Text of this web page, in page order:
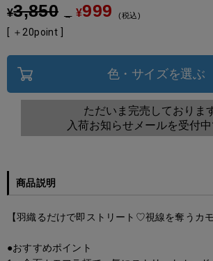
¥3,850 → ¥999 税込
[ ＋ 20point ]
色・サイズを選ぶ
ただいま完売しておりま
入荷お知らせメールを受付中
商品説明
【羽織るだけで即ストリート♡視線を奪うカ
●おすすめポイント